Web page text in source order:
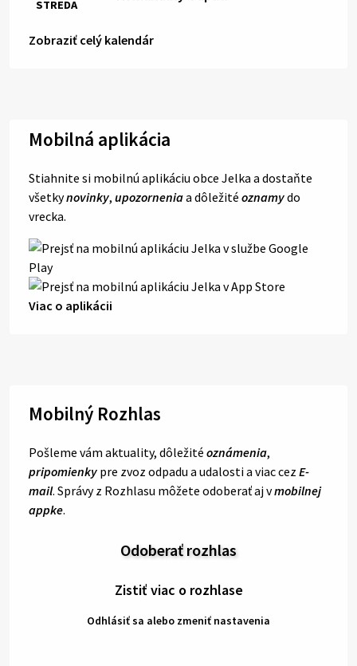
STREDA
Zobraziť celý kalendár
Mobilná aplikácia
Stiahnite si mobilnú aplikáciu obce Jelka a dostaňte
všetkynovinky, upozorneniaa dôležité oznamydo
vrecka.
Viac o aplikácii
Mobilný Rozhlas
Pošleme vám aktuality, dôležité oznámenia,
pripomienky pre zvoz odpadu a udalosti a viac cez E-
mail. Správy z Rozhlasu môžete odoberať aj vmobilnej
appke.
Odoberať rozhlas
Zistiť viac o rozhlase
Odhlásiť sa alebo zmeniť nastavenia